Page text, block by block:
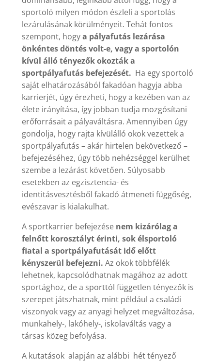
sportoló milyen módon észleli a sportolás
lezárulásának körülményeit. Tehát fontos
szempont, hogya pályafutás lezárása
önkéntes döntés volt-e, vagy a sportolón
kívül álló tényezők okozták a
sportpályafutás befejezését. Ha egy sportoló
saját elhatározásából fakadóan hagyja abba
karrierjét, úgy érezheti, hogy a kezében van az
élete irányítása, így jobban tudja mozgósítani
erőforrásait a pályaváltásra. Amennyiben úgy
gondolja, hogy rajta kívülálló okok vezettek a
sportpályafutás – akár hirtelen bekövetkező –
befejezéséhez, úgy több nehézséggel kerülhet
szembe a lezárást követően. Súlyosabb
esetekben az egzisztencia- és
identitásvesztésből fakadó átmeneti függőség,
evészavar is kialakulhat.
A sportkarrier befejezése nem kizárólag a
felnőtt korosztályt érinti, sok élsportoló
fiatal a sportpályafutását idő előtt
kényszerül befejezni. Az okok többfélék
lehetnek, kapcsolódhatnak magához az adott
sportághoz, de a sporttól független tényezők is
szerepet játszhatnak, mint például a családi
viszonyok vagy az anyagi helyzet megváltozása,
munkahely-, lakóhely-, iskolaváltás vagy a
társas közeg befolyása.
A kutatások alapján az alábbi hét tényező